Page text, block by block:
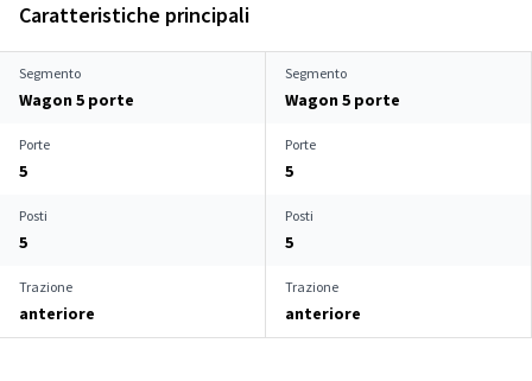
Caratteristiche principali
Segmento
Wagon 5 porte
Segmento
Wagon 5 porte
Porte
5
Porte
5
Posti
5
Posti
5
Trazione
anteriore
Trazione
anteriore